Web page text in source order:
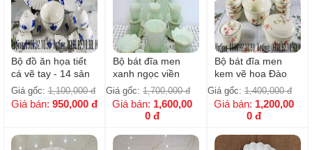
Bộ đồ ăn họa tiết
cá vẽ tay - 14 sản
phẩm
Giá gốc: 1,100,000 đ
Giá bán: 950,000 đ
Bộ bát đĩa men
xanh ngọc viền
vàng kim sang
trọng - 22 sản
phẩm
Giá gốc: 1,700,000 đ
Giá bán: 1,600,00
0 đ
Bộ bát đĩa men
kem vẽ hoa Đào
nhỏ 5 cánh - 13
sản phẩm
Giá gốc:1,400,000 đ
Giá bán: 1,200,00
0 đ